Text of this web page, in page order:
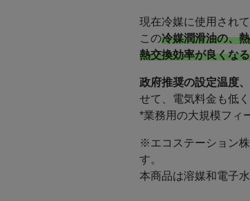
現在冷媒に使用され
この冷媒潤滑油の、
熱交換効率が良くな
政府推奨の設定温度
せて、電気料金も低
*業務用の大規模フィ
※エコステーション
す。
本商品は溶媒和電子